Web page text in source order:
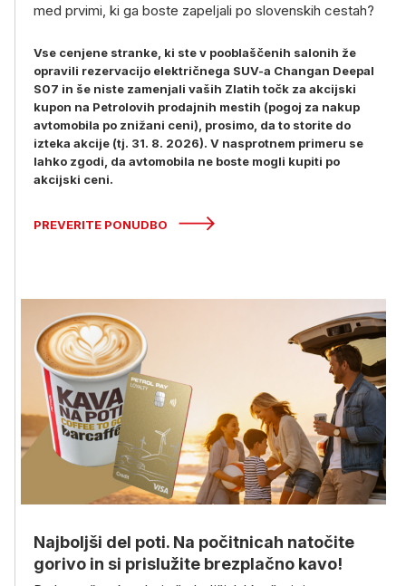
med prvimi, ki ga boste zapeljali po slovenskih cestah?
Vse cenjene stranke, ki ste v pooblaščenih salonih že
opravili rezervacijo električnega SUV-a Changan Deepal
S07 in še niste zamenjali vaših Zlatih točk za akcijski
kupon na Petrolovih prodajnih mestih (pogoj za nakup
avtomobila po znižani ceni), prosimo, da to storite do
izteka akcije (tj. 31. 8. 2026). V nasprotnem primeru se
lahko zgodi, da avtomobila ne boste mogli kupiti po
akcijski ceni.
PREVERITE PONUDBO
Najboljši del poti. Na počitnicah natočite
gorivo in si prislužite brezplačno kavo!